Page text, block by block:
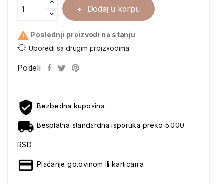
Dodaj u korpu
 Poslednji proizvodi na stanju
Uporedi sa drugim proizvodima
Podeli
Bezbedna kupovina
Besplatna standardna isporuka preko 5.000
RSD
Plaćanje gotovinom ili karticama